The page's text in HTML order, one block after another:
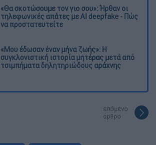
«Θα σκοτώσουμε τον γιο σου»: Ήρθαν οι
τηλεφωνικές απάτες με AI deepfake - Πώς
να προστατευτείτε
«Μου έδωσαν έναν μήνα ζωής»: Η
συγκλονιστική ιστορία μητέρας μετά από
τσιμπήματα δηλητηριώδους αράχνης
επόμενο
άρθρο